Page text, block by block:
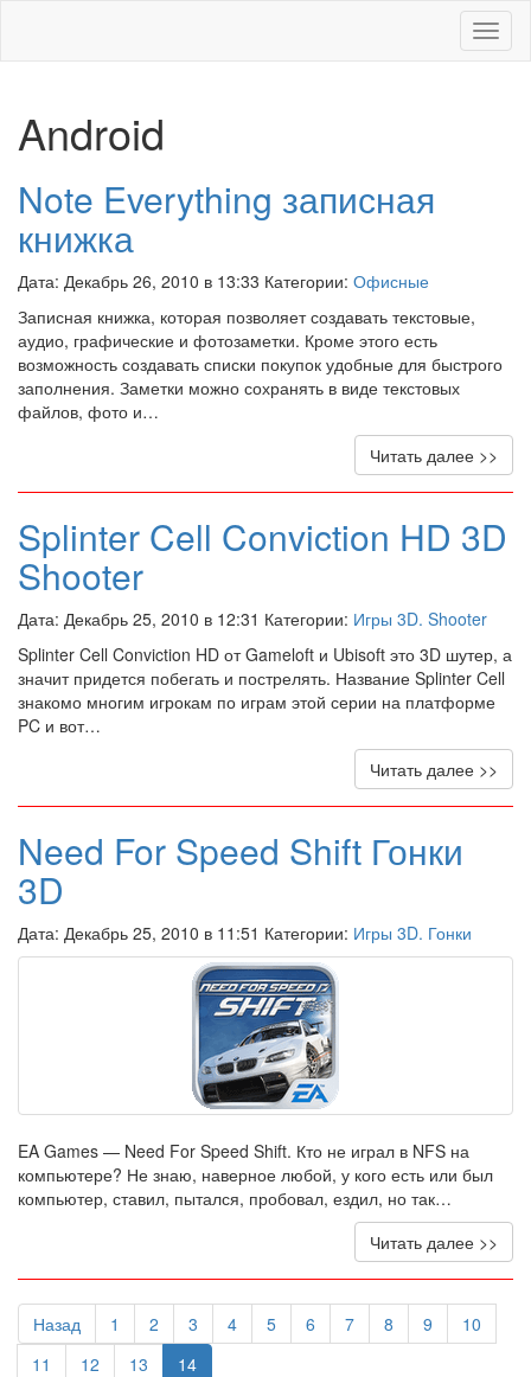
Меню
Android
Note Everything записная
книжка
Дата: Декабрь 26, 2010 в 13:33 Категории: Офисные
Записная книжка, которая позволяет создавать текстовые,
аудио, графические и фотозаметки. Кроме этого есть
возможность создавать списки покупок удобные для быстрого
заполнения. Заметки можно сохранять в виде текстовых
файлов, фото и…
Читать далее >>
Splinter Cell Conviction HD 3D
Shooter
Дата: Декабрь 25, 2010 в 12:31 Категории: Игры 3D. Shooter
Splinter Cell Conviction HD от Gameloft и Ubisoft это 3D шутер, а
значит придется побегать и пострелять. Название Splinter Cell
знакомо многим игрокам по играм этой серии на платформе
PC и вот…
Читать далее >>
Need For Speed Shift Гонки
3D
Дата: Декабрь 25, 2010 в 11:51 Категории: Игры 3D. Гонки
EA Games — Need For Speed Shift. Кто не играл в NFS на
компьютере? Не знаю, наверное любой, у кого есть или был
компьютер, ставил, пытался, пробовал, ездил, но так…
Читать далее >>
Назад 1 2 3 4 5 6 7 8 9
10
11
12 13 14